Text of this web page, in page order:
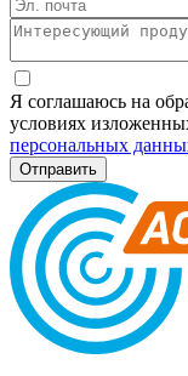
Я соглашаюсь на
условиях
персональных